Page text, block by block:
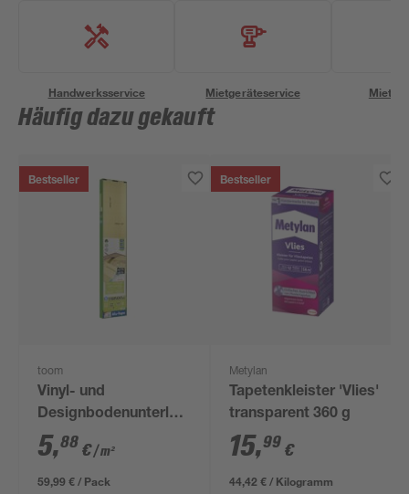
Handwerksservice Mietgeräteservice
Häufig dazu gekauft
Bestseller
toom
Vinyl- und
Designbodenunterlage
'Aquastop' 1,5 mm,
1,2 x 8,5 m, 10,2 m² +
Tape
5,88 €/ m²
59,99 € / Pack
Bestseller
Metylan
Tapetenkleister 'Vlies'
transparent 360 g
15,99 €
44,42 € / Kilogramm